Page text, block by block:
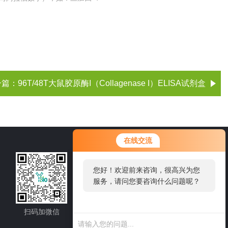
在线交流
您好！欢迎前来咨询，很高兴为您
服务，请问您要咨询什么问题呢？
您好，看您停留很久了，是否找到
了需求产品，您可以直接在线与我
： 96T/48T大鼠胶原酶I（Collagenase I）ELISA试剂盒
扫码加微信
021-60514606
邮箱：sale1@shybsw.net